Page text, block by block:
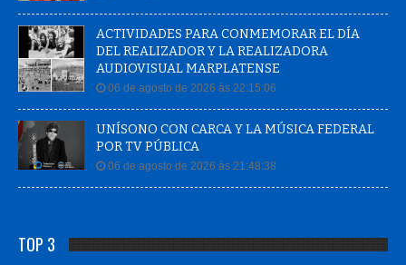
ACTIVIDADES PARA CONMEMORAR EL DÍA
DEL REALIZADOR Y LA REALIZADORA
AUDIOVISUAL MARPLATENSE
06 de agosto de 2026 às 22:15:06
UNÍSONO CON CARCA Y LA MÚSICA FEDERAL
POR TV PÚBLICA
06 de agosto de 2026 às 21:48:38
TOP 3